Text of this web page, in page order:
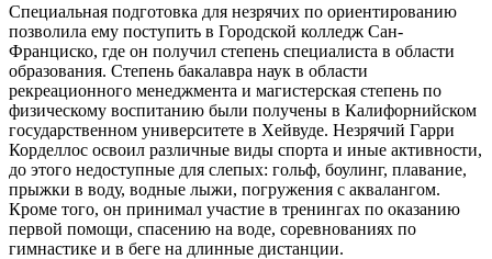
Специальная подготовка для незрячих по ориентированию
позволила ему поступить в Городской колледж Сан-
Франциско, где он получил степень специалиста в области
образования. Степень бакалавра наук в области
рекреационного менеджмента и магистерская степень по
физическому воспитанию были получены в Калифорнийском
государственном университете в Хейвуде. Незрячий Гарри
Корделлос освоил различные виды спорта и иные активности,
до этого недоступные для слепых: гольф, боулинг, плавание,
прыжки в воду, водные лыжи, погружения с аквалангом.
Кроме того, он принимал участие в тренингах по оказанию
первой помощи, спасению на воде, соревнованиях по
гимнастике и в беге на длинные дистанции.